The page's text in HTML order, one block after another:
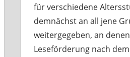
für verschiedene
demnächst an all jene
weitergegeben, an
Leseförderung nach dem